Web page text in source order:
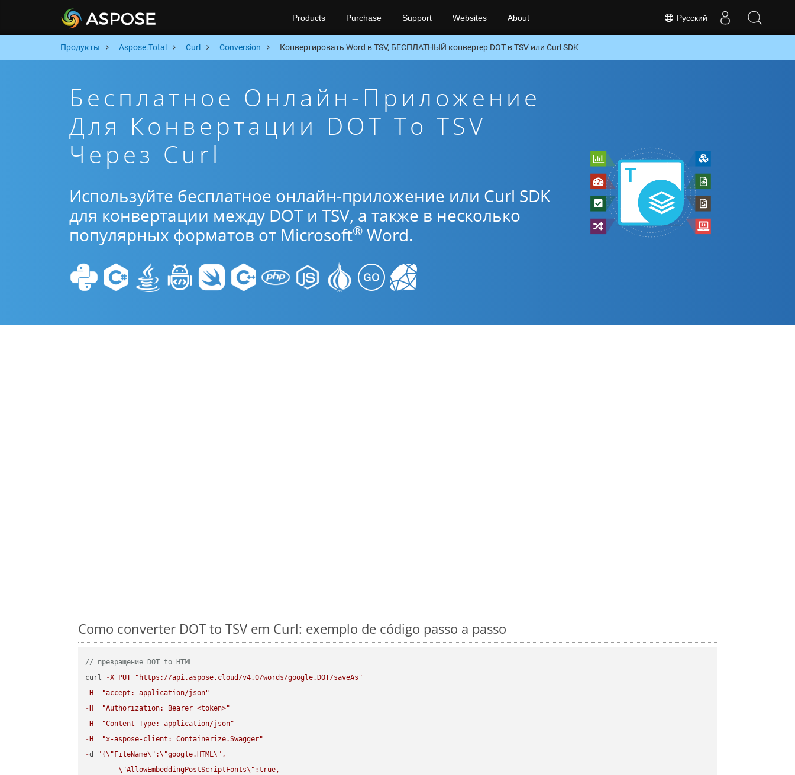
Русский
Products Purchase Support Websites About
Продукты Aspose.Total Curl Conversion Конвертировать Word в TSV, БЕСПЛАТНЫЙ конвертер DOT в TSV или Curl SDK
Бесплатное Онлайн-Приложение
Для Конвертации DOT To TSV
Через Curl
Используйте бесплатное онлайн-приложение или Curl SDK
для конвертации между DOT и TSV, а также в несколько
популярных форматов от Microsoft® Word.
Como converter DOT to TSV em Curl: exemplo de código passo a passo
// превращение DOT to HTML
curl
-X PUT
"https://api.aspose.cloud/v4.0/words/google.DOT/saveAs"
- H
"accept: application/json"
- H
"Authorization: Bearer <token>"
- H
"Content-Type: application/json"
- H
"x-aspose-client: Containerize.Swagger"
-d "{\" FileName\" :\"google.HTML\" ,
\"AllowEmbeddingPostScriptFonts\" :true,